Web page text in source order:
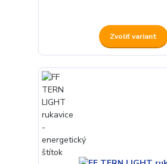
Zvoliť variant